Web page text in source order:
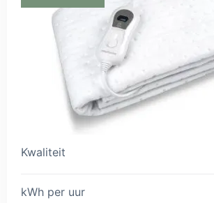
Kwaliteit
kWh per uur